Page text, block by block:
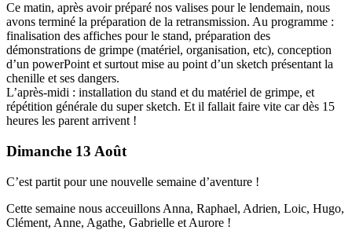
Ce matin, après avoir préparé nos valises pour le lendemain, nous
avons terminé la préparation de la retransmission. Au programme :
finalisation des affiches pour le stand, préparation des
démonstrations de grimpe (matériel, organisation, etc), conception
d’un powerPoint et surtout mise au point d’un sketch présentant la
chenille et ses dangers.
L’après-midi : installation du stand et du matériel de grimpe, et
répétition générale du super sketch. Et il fallait faire vite car dès 15
heures les parent arrivent !
Dimanche 13 Août
C’est partit pour une nouvelle semaine d’aventure !
Cette semaine nous acceuillons Anna, Raphael, Adrien, Loic, Hugo,
Clément, Anne, Agathe, Gabrielle et Aurore !